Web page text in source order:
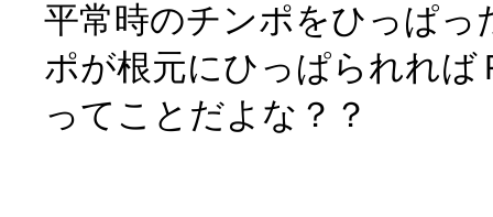
平常時のチンポをひっぱ
ポが根元にひっぱられれば
ってことだよな？？